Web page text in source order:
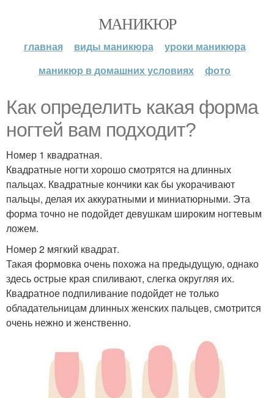
МАНИКЮР
главная виды маникюра
уроки маникюра
маникюр в домашних условиях
фото
Как определить какая форма
ногтей вам подходит?
Номер 1 квадратная.
Квадратные ногти хорошо смотрятся на длинных
пальцах. Квадратные кончики как бы укорачивают
пальцы, делая их аккуратными и миниатюрными. Эта
форма точно не подойдет девушкам широким ногтевым
ложем.
Номер 2 мягкий квадрат.
Такая формовка очень похожа на предыдущую, однако
здесь острые края спиливают, слегка округляя их.
Квадратное подпиливание подойдет не только
обладательницам длинных женских пальцев, смотрится
очень нежно и женственно.